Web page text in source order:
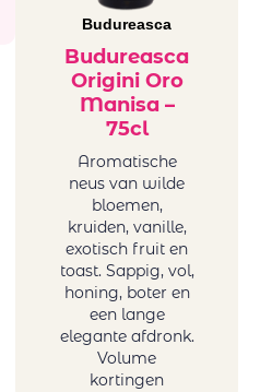
Budureasca
Budureasca
Origini Oro
Manisa –
75cl
Aromatische
neus van wilde
bloemen,
kruiden, vanille,
exotisch fruit en
toast. Sappig, vol,
honing, boter en
een lange
elegante afdronk.
Volume
kortingen